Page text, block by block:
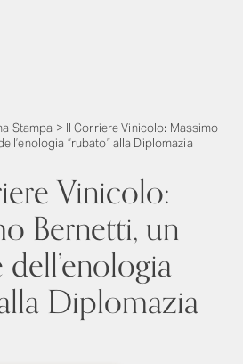
Stampa > Il Corriere Vinicolo: Massimo
“rubato” alla Diplomazia
Vinicolo:
Bernetti, un
Diplomazia